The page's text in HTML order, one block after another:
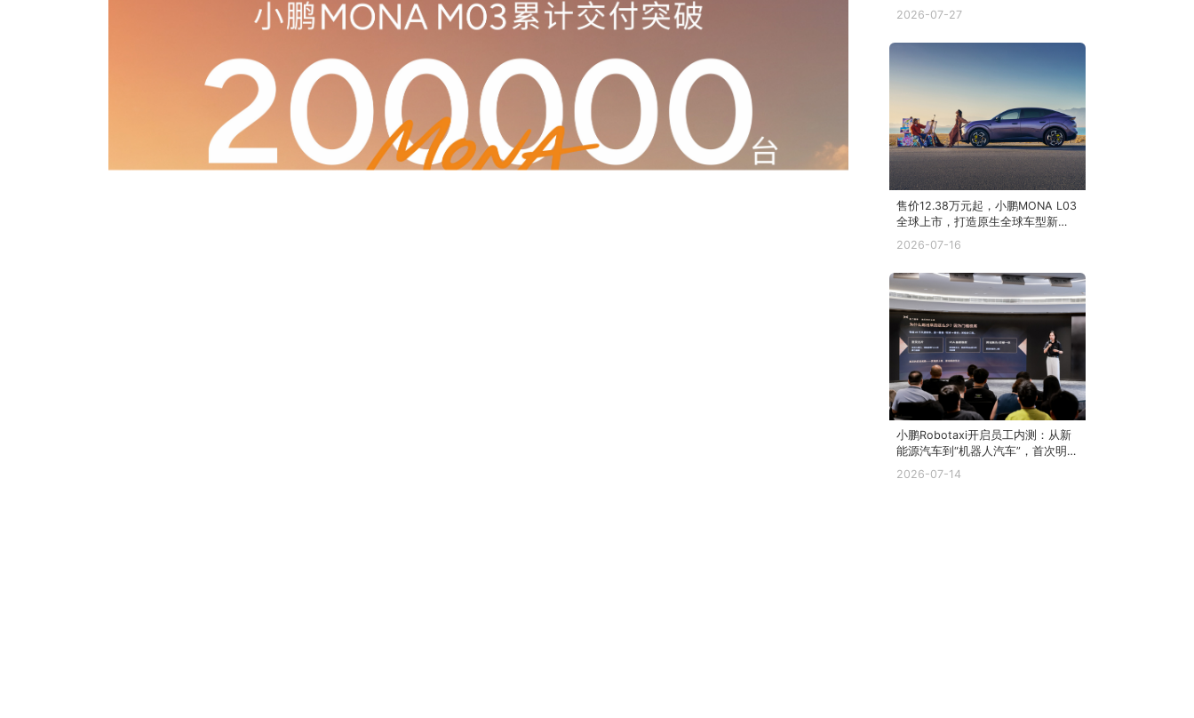
半年投放五款新车，并持续拓展销
2026-07-27
售价12.38万元起，小鹏MONA L03
全球上市，打造原生全球车型新标
2026-07-16
小鹏Robotaxi开启员工内测：从新
能源汽车到“机器人汽车”，首次明
确全球化商业路径
2026-07-14